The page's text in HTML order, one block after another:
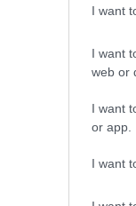
I want
I want
web or
I want
or app.
I want